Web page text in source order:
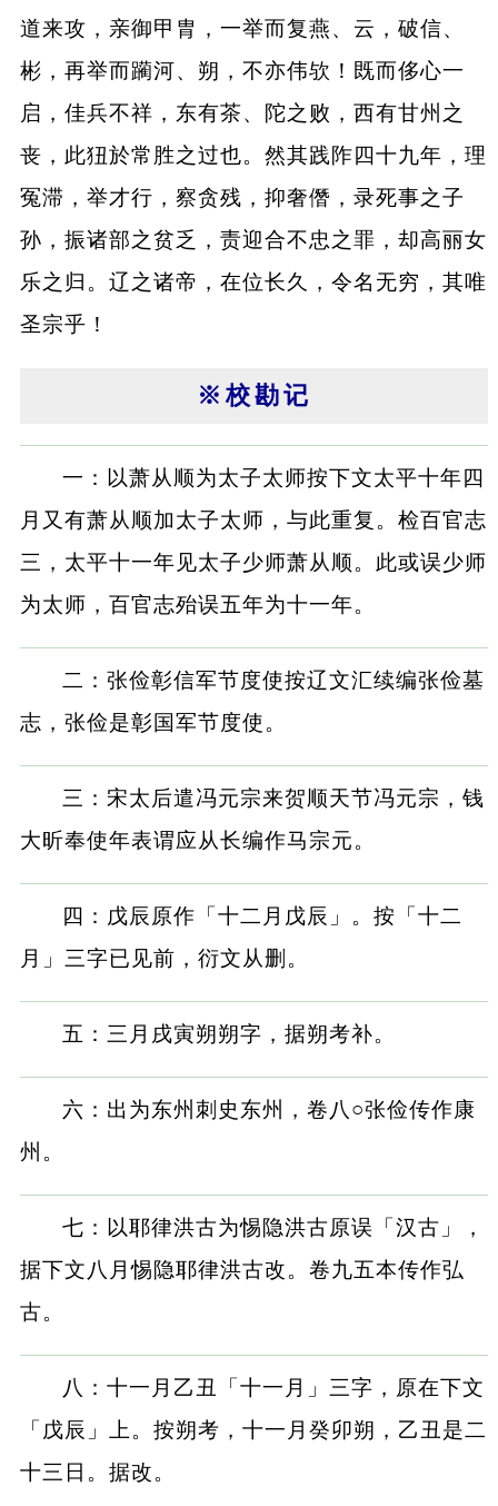
道来攻，亲御甲胄，一举而复燕、云，破信、
彬，再举而躏河、朔，不亦伟欤！既而侈心一
启，佳兵不祥，东有茶、陀之败，西有甘州之
丧，此狃於常胜之过也。然其践阼四十九年，理
冤滞，举才行，察贪残，抑奢僭，录死事之子
孙，振诸部之贫乏，责迎合不忠之罪，却高丽女
乐之归。辽之诸帝，在位长久，令名无穷，其唯
圣宗乎！
※校勘记
一：以萧从顺为太子太师按下文太平十年四
月又有萧从顺加太子太师，与此重复。检百官志
三，太平十一年见太子少师萧从顺。此或误少师
为太师，百官志殆误五年为十一年。
二：张俭彰信军节度使按辽文汇续编张俭墓
志，张俭是彰国军节度使。
三：宋太后遣冯元宗来贺顺天节冯元宗，钱
大昕奉使年表谓应从长编作马宗元。
四：戊辰原作「十二月戊辰」。按「十二
月」三字已见前，衍文从删。
五：三月戌寅朔朔字，据朔考补。
六：出为东州刺史东州，卷八○张俭传作康
州。
七：以耶律洪古为惕隐洪古原误「汉古」，
据下文八月惕隐耶律洪古改。卷九五本传作弘
古。
八：十一月乙丑「十一月」三字，原在下文
「戊辰」上。按朔考，十一月癸卯朔，乙丑是二
十三日。据改。